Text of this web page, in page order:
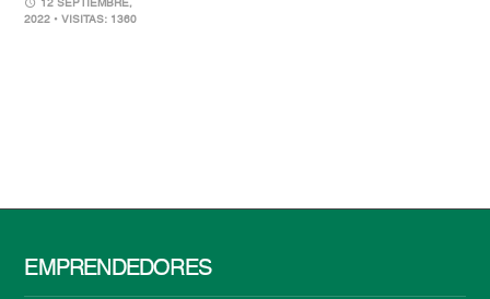
12 SEPTIEMBRE,
2022 • VISITAS: 1360
EMPRENDEDORES